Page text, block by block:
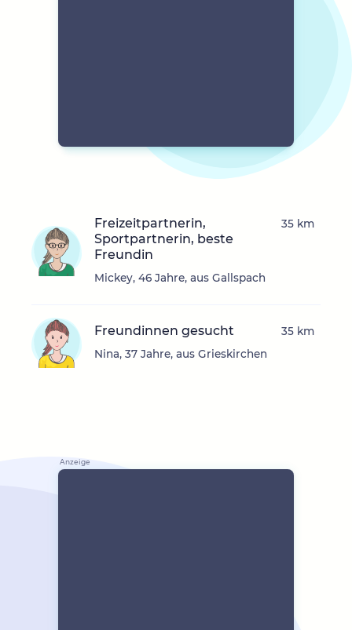
Freizeitpartnerin,
Sportpartnerin, beste
Freundin
Mickey, 46 Jahre, aus Gallspach
35 km
Freundinnen gesucht
Nina, 37 Jahre, aus Grieskirchen
35 km